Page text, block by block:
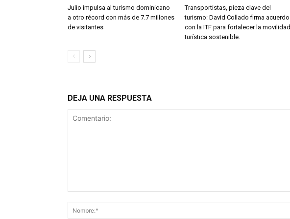
Julio impulsa al turismo dominicano
a otro récord con más de 7.7 millones
de visitantes
Transportistas, pieza clave del
turismo: David Collado firma acuerdo
con la ITF para fortalecer la movilidad
turística sostenible.
DEJA UNA RESPUESTA